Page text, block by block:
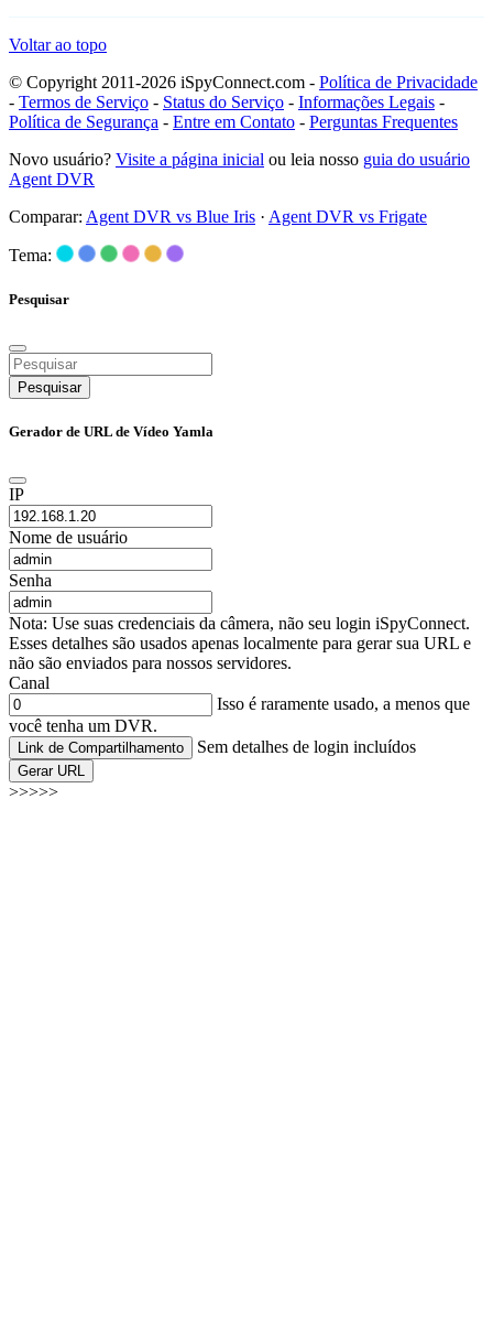
Voltar ao topo
© Copyright 2011-2026 iSpyConnect.com - Política de Privacidade
- Termos de Serviço - Status do Serviço - Informações Legais -
Política de Segurança - Entre em Contato - Perguntas Frequentes
Novo usuário? Visite a página inicial ou leia nosso guia do usuário
Agent DVR
Comparar: Agent DVR vs Blue Iris · Agent DVR vs Frigate
Tema:
Pesquisar
Pesquisar
Gerador de URL de Vídeo Yamla
IP
Nome de usuário
Senha
Nota: Use suas credenciais da câmera, não seu login iSpyConnect.
Esses detalhes são usados apenas localmente para gerar sua URL e
não são enviados para nossos servidores.
Canal
Isso é raramente usado, a menos que
você tenha um DVR.
Link de Compartilhamento Sem detalhes de login incluídos
Gerar URL
>>>>>